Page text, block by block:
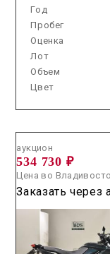
Год
Пробег
Оценка
Лот
Объем
Цвет
аукцион
534 730 ₽
Цена во
Заказать через